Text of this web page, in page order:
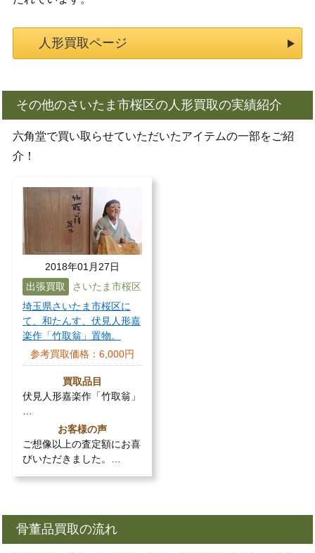
人形買取ページ
その他のさいたま市桜区の人形買取の実績紹介
六角堂で買い取らせていただいたアイテムの一部をご紹
介！
2018年01月27日
出張買取
さいたま市桜区
埼玉県さいたま市桜区に
て、和たんす、伏見人形嘉
楽作「竹取翁」置物。
参考買取価格： 6,000円
買取品目
伏見人形嘉楽作「竹取翁」
お客様の声
ご想像以上の査定額にお喜
びいただきました。…
骨董品買取の流れ